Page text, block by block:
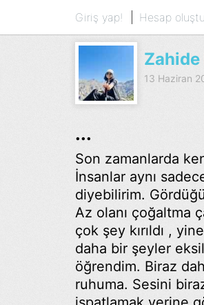
Giriş yap! Hesap
13 Haziran
...
Son zamanlarda
İnsanlar aynı
diyebilirim.
Az olanı çoğaltma
çok şey kırıldı ,
daha bir şeyler
öğrendim. Biraz
ruhuma. Sesini